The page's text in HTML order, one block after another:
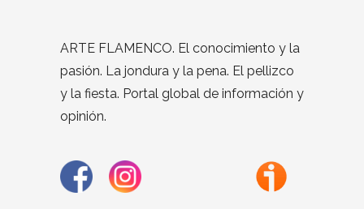
ARTE FLAMENCO. El conocimiento y la
pasión. La jondura y la pena. El pellizco
y la fiesta. Portal global de información y
opinión.